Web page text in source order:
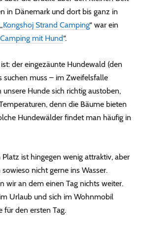
in Dänemark und dort bis ganz in
Kongshoj Strand Camping“ war ein
Camping mit Hund“.
der eingezäunte Hundewald (den
suchen muss – im Zweifelsfalle
Hunde sich richtig austoben,
denn die Bäume bieten
Hundewälder findet man häufig in
ist hingegen wenig attraktiv, aber
nicht gerne ins Wasser.
wir an dem einen Tag nichts weiter.
Urlaub und sich im Wohnmobil
für den ersten Tag.